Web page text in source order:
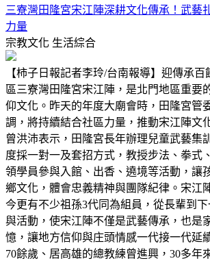
三寮灣田隆宮宋江陣深耕文化傳承！武藝
力量
宗教文化 生活綜合
【柿子日報記者李玲/台南報導】迎傳承百
區三寮灣田隆宮宋江陣，是北門地區重要
仰文化。昨天的年度大廟會時，田隆宮管
調，將持續結合社區力量，推動宋江陣文
曾洪沛表示，田隆宮長年辦理兒童武藝集
度採一對一及套招方式，教授步法、拳式
領學員參與入館、出香、遶境等活動，讓
鄉文化，體會忠義精神與團隊紀律。宋江
今更有不少祖孫3代同為組員，從長輩到
與活動，使宋江陣不僅是武藝傳承，也是
憶，讓地方信仰與庄頭情感一代接一代延
70餘歲、居高雄的總教練曾進興，30多年